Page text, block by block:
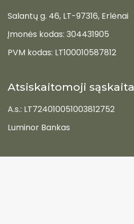
Salantų g. 46, LT-97316, Erlėnai
Įmonės kodas: 304431905
PVM kodas: LT100010587812
Atsiskaitomoji sąskaita
A.s.: LT724010051003812752
Luminor Bankas